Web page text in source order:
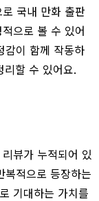
국내 만화 출판
으로 볼 수 있어
감이 함께 작동하
리할 수 있어요.
뷰가 누적되어 있
복적으로 등장하는
기대하는 가치를